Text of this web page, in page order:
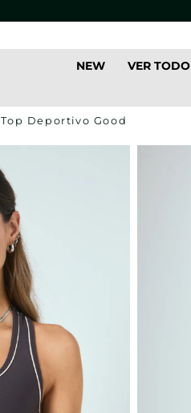
NEW VER TODO
Top Deportivo Good